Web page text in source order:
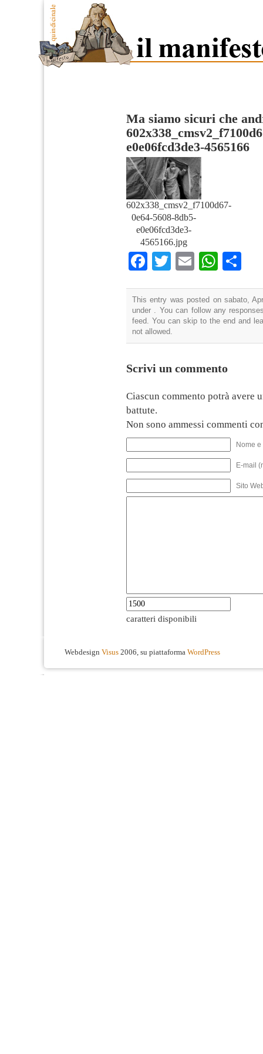
Ma siamo sicuri che
e0e06fcd3de3-4565166
602x338_cmsv2_f7100d67-
0e64-5608-8db5-
e0e06fcd3de3-
4565166.jpg
Facebook
TwitterEmail
This entry was posted on sabato,
under . You can follow any
feed. You can skip to the end and
not allowed.
Scrivi un commento
Ciascun commento potrà avere
battute.
Non sono ammessi commenti
Nome
E-mail
Sito
caratteri disponibili
Webdesign Visus 2006, su piattaforma WordPress